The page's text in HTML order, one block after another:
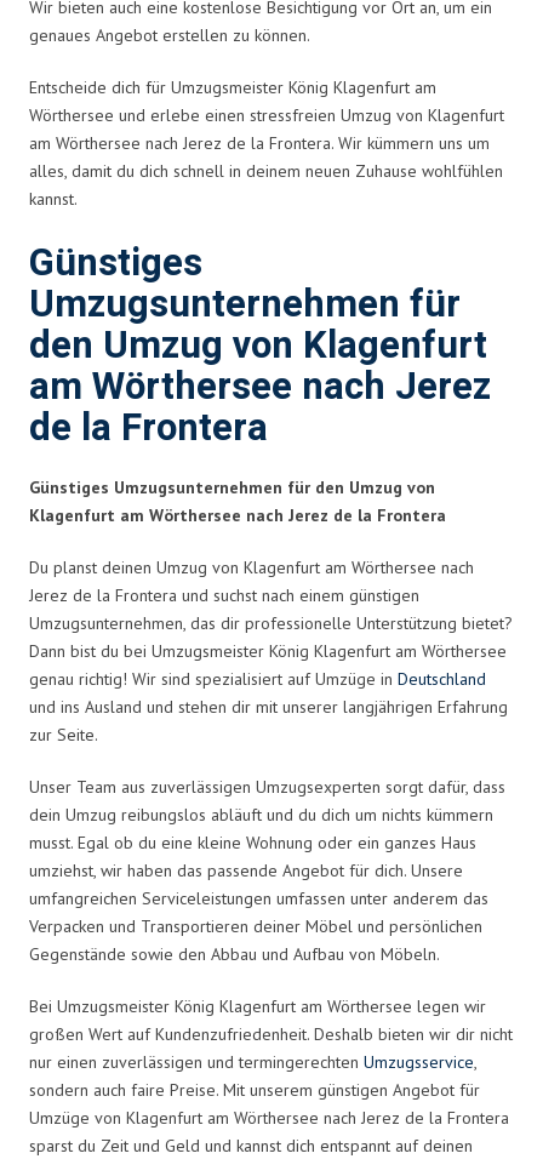
Wir bieten auch eine kostenlose Besichtigung vor Ort an, um ein
genaues Angebot erstellen zu können.
Entscheide dich für Umzugsmeister König Klagenfurt am
Wörthersee und erlebe einen stressfreien Umzug von Klagenfurt
am Wörthersee nach Jerez de la Frontera. Wir kümmern uns um
alles, damit du dich schnell in deinem neuen Zuhause wohlfühlen
kannst.
Günstiges
Umzugsunternehmen für
den Umzug von Klagenfurt
am Wörthersee nach Jerez
de la Frontera
Günstiges Umzugsunternehmen für den Umzug von
Klagenfurt am Wörthersee nach Jerez de la Frontera
Du planst deinen Umzug von Klagenfurt am Wörthersee nach
Jerez de la Frontera und suchst nach einem günstigen
Umzugsunternehmen, das dir professionelle Unterstützung bietet?
Dann bist du bei Umzugsmeister König Klagenfurt am Wörthersee
genau richtig! Wir sind spezialisiert auf Umzüge in Deutschland
und ins Ausland und stehen dir mit unserer langjährigen Erfahrung
zur Seite.
Unser Team aus zuverlässigen Umzugsexperten sorgt dafür, dass
dein Umzug reibungslos abläuft und du dich um nichts kümmern
musst. Egal ob du eine kleine Wohnung oder ein ganzes Haus
umziehst, wir haben das passende Angebot für dich. Unsere
umfangreichen Serviceleistungen umfassen unter anderem das
Verpacken und Transportieren deiner Möbel und persönlichen
Gegenstände sowie den Abbau und Aufbau von Möbeln.
Bei Umzugsmeister König Klagenfurt am Wörthersee legen wir
großen Wert auf Kundenzufriedenheit. Deshalb bieten wir dir nicht
nur einen zuverlässigen und termingerechten Umzugsservice,
sondern auch faire Preise. Mit unserem günstigen Angebot für
Umzüge von Klagenfurt am Wörthersee nach Jerez de la Frontera
sparst du Zeit und Geld und kannst dich entspannt auf deinen